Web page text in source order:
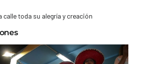
calle toda su alegría y creación